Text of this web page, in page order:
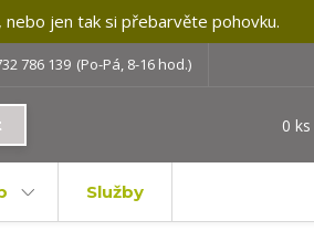
jen tak si přebarvěte pohovku.
786 139 (Po-Pá, 8-16 hod.)
0 ks
Služby